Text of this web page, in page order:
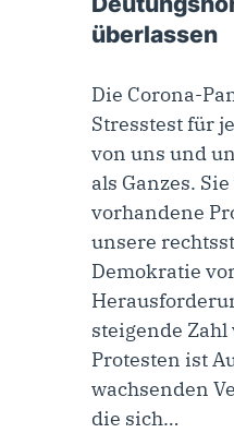
überlassen
Die Corona-
Stresstest für
von uns und
als Ganzes.
vorhandene
unsere
Demokratie
steigende Zahl
Protesten ist
wachsenden
die sich…